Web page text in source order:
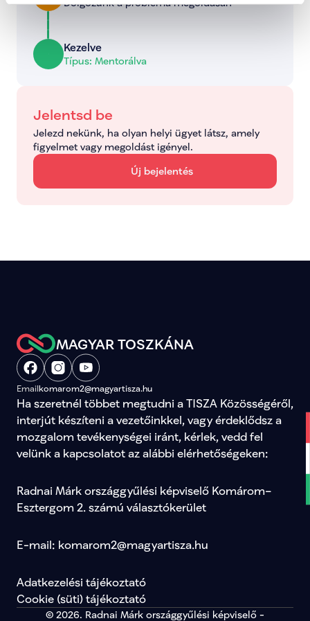
Dolgozunk a probléma megoldásán
Kezelve
Típus: Mentorálva
Jelentsd be
Jelezd nekünk, ha olyan helyi ügyet látsz, amely
figyelmet vagy megoldást igényel.
Új bejelentés
MAGYAR TOSZKÁNA
Emailkomarom2@magyartisza.hu
Ha szeretnél többet megtudni a TISZA Közösségéről,
interjút készíteni a vezetőinkkel, vagy érdeklődsz a
mozgalom tevékenységei iránt, kérlek, vedd fel
velünk a kapcsolatot az alábbi elérhetőségeken:
Radnai Márk országgyűlési képviselő Komárom–
Esztergom 2. számú választókerület
E-mail: komarom2@magyartisza.hu
Adatkezelési tájékoztató
Cookie (süti) tájékoztató
© 2026. Radnai Márk országgyűlési képviselő -